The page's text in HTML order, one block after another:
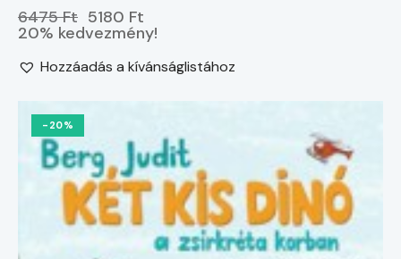
6475 Ft 5180 Ft
20% kedvezmény!
Hozzáadás a kívánságlistához
-20%